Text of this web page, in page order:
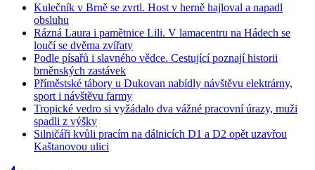
Kulečník v Brně se zvrtl. Host v herně hajloval a napadl
obsluhu
Rázná Laura i pamětnice Lili. V lamacentru na Hádech se
loučí se dvěma zvířaty
Podle písařů i slavného vědce. Cestující poznají historii
brněnských zastávek
Příměstské tábory u Dukovan nabídly návštěvu elektrárny,
sport i návštěvu farmy
Tropické vedro si vyžádalo dva vážné pracovní úrazy, muži
spadli z výšky
Silničáři kvůli pracím na dálnicích D1 a D2 opět uzavřou
Kaštanovou ulici